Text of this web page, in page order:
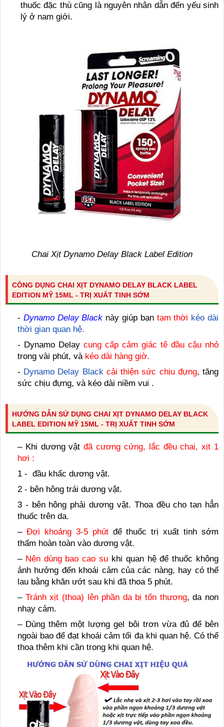
thuốc đặc thù cũng là nguyên nhân dẫn đến yếu sinh
lý ở nam giới.
Chai Xịt Dynamo Delay Black Label Edition
CÔNG DỤNG CHAI XỊT DYNAMO DELAY BLACK LABEL
EDITION MỸ 15ML - TRỊ XUẤT TINH SỚM
- Dynamo Delay Black này giúp bạntạm thời kéo dài
thời gian quan hệ.
- Dynamo Delay cung cấp cảm giác tê đầu cậu nhỏ
trong vài phút, và kéo dài hàng giờ.
- Dynamo Delay Black cải thiện sức chịu đựng, tăng
sức chịu đựng, và kéo dài niềm vui .
HƯỚNG DẪN SỬ DỤNG CHAI XỊT DYNAMO DELAY BLACK
LABEL EDITION MỸ 15ML - TRỊ XUẤT TINH SỚM
– Khi dương vật đã cương cứng, lắc đều chai, xịt 1
hơi :
1 - đầu khấc dương vật.
2 - bên hông trái dương vật.
3 - bên hông phải dương vật. Thoa đều cho tan hẳn
thuốc trên da.
–Đợi khoảng 3-5 phút để thuốc trị xuất tinh sớm
thấm hoàn toàn vào dương vật.
–Nên dùng bao cao su khi quan hệ để thuốc không
ảnh hưởng đến khoái cảm của các nàng, hay có thể
lau bằng khăn ướt sau khi đã thoa 5 phút.
–Tránh xịt (thoa) lên phần da bị tổn thương, da non
nhạy cảm.
– Dùng thêm một lượng gel bôi trơn vừa đủ để bên
ngoài bao để đạt khoái cảm tối đa khi quan hệ. Có thể
thoa thêm khi cần trong khi quan hệ.